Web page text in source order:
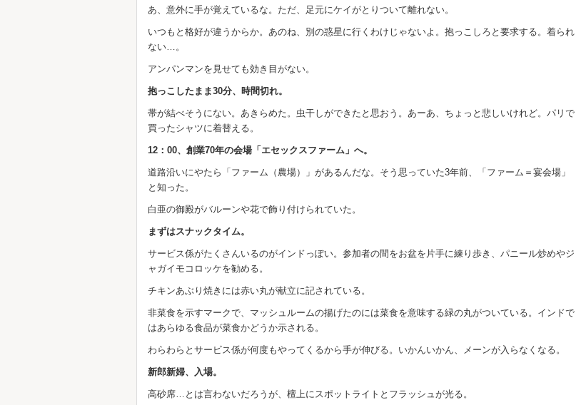
あ、意外に手が覚えているな。ただ、足元にケイがとりついて離れない。
いつもと格好が違うからか。あのね、別の惑星に行くわけじゃないよ。抱っこしろと要求する。着られ
ない…。
アンパンマンを見せても効き目がない。
抱っこしたまま30分、時間切れ。
帯が結べそうにない。あきらめた。虫干しができたと思おう。あーあ、ちょっと悲しいけれど。パリで
買ったシャツに着替える。
12：00、創業70年の会場「エセックスファーム」へ。
道路沿いにやたら「ファーム（農場）」があるんだな。そう思っていた3年前、「ファーム＝宴会場」
と知った。
白亜の御殿がバルーンや花で飾り付けられていた。
まずはスナックタイム。
サービス係がたくさんいるのがインドっぽい。参加者の間をお盆を片手に練り歩き、パニール炒めやジ
ャガイモコロッケを勧める。
チキンあぶり焼きには赤い丸が献立に記されている。
非菜食を示すマークで、マッシュルームの揚げたのには菜食を意味する緑の丸がついている。インドで
はあらゆる食品が菜食かどうか示される。
わらわらとサービス係が何度もやってくるから手が伸びる。いかんいかん、メーンが入らなくなる。
新郎新婦、入場。
高砂席…とは言わないだろうが、檀上にスポットライトとフラッシュが光る。